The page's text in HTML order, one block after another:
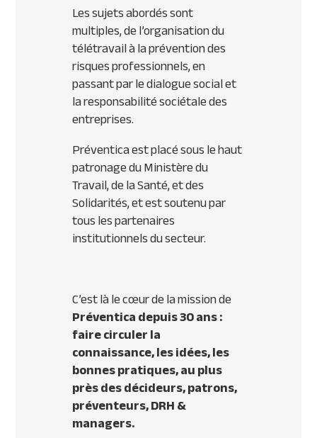
Les sujets abordés sont
multiples, de l’organisation du
télétravail à la prévention des
risques professionnels, en
passant par le dialogue social et
la responsabilité sociétale des
entreprises.
Préventica est placé sous le haut
patronage du Ministère du
Travail, de la Santé, et des
Solidarités, et est soutenu par
tous les partenaires
institutionnels du secteur.
C’est là le cœur de la mission de
Préventica depuis 30 ans :
faire circuler la
connaissance, les idées, les
bonnes pratiques, au plus
près des décideurs, patrons,
préventeurs, DRH &
managers.